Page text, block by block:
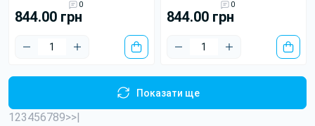
0
844.00 грн
0
844.00 грн
Показати ще
123456789>>|